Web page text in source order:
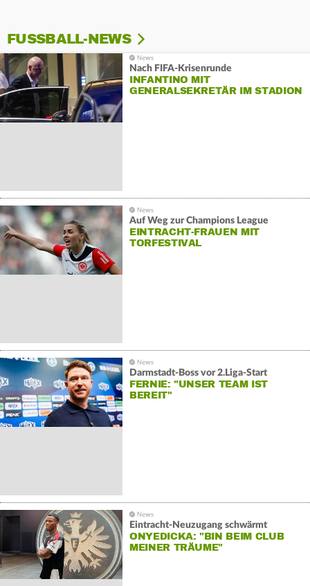
FUSSBALL-NEWS
Nach FIFA-Krisenrunde
INFANTINO MIT
GENERALSEKRETÄR IM STADION
Auf Weg zur Champions League
EINTRACHT-FRAUEN MIT
TORFESTIVAL
Darmstadt-Boss vor 2.Liga-Start
FERNIE: "UNSER TEAM IST
BEREIT"
Eintracht-Neuzugang schwärmt
ONYEDICKA: "BIN BEIM CLUB
MEINER TRÄUME"